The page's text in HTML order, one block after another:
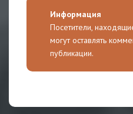
Информация
Посетители,
могут оставлять
публикации.